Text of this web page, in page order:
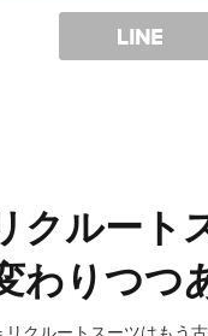
クルー
わりつつ